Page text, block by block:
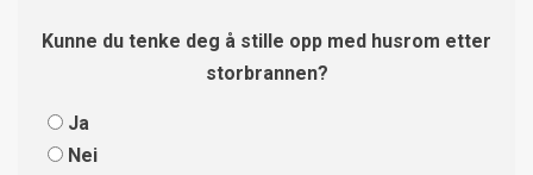
Kunne du tenke deg å stille opp med husrom etter
storbrannen?
Ja
Nei